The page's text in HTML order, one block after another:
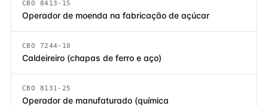
CBO 8413-15
Operador de moenda na fabricação de açúcar
CBO 7244-10
Caldeireiro (chapas de ferro e aço)
CBO 8131-25
Operador de manufaturado (química